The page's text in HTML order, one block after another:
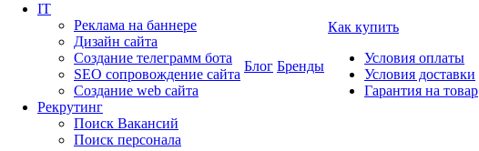
IT
Реклама на баннере
Дизайн сайта
Создание телеграмм бота
SEO сопровождение сайта
Создание web сайта
Рекрутинг
Поиск Вакансий
Поиск персонала
Блог Бренды
Как купить
Условия оплаты
Условия доставки
Гарантия на товар